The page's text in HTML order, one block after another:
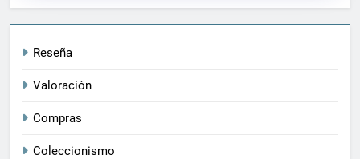
Reseña
Valoración
Compras
Coleccionismo